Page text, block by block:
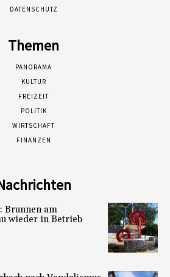
DATENSCHUTZ
Themen
PANORAMA
KULTUR
FREIZEIT
POLITIK
WIRTSCHAFT
FINANZEN
Brunnen am
wieder in Betrieb